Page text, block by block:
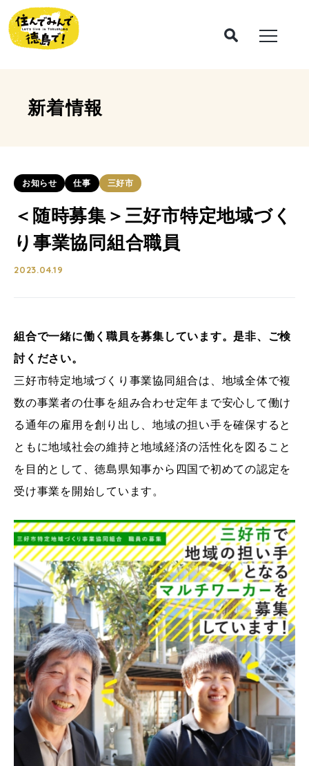
新着情報
お知らせ 仕事 三好市
＜随時募集＞三好市特定地域づく
り事業協同組合職員
2023.04.19
組合で一緒に働く職員を募集しています。是非、ご検
討ください。
三好市特定地域づくり事業協同組合は、地域全体で複
数の事業者の仕事を組み合わせ定年まで安心して働け
る通年の雇用を創り出し、地域の担い手を確保すると
ともに地域社会の維持と地域経済の活性化を図ること
を目的として、徳島県知事から四国で初めての認定を
受け事業を開始しています。